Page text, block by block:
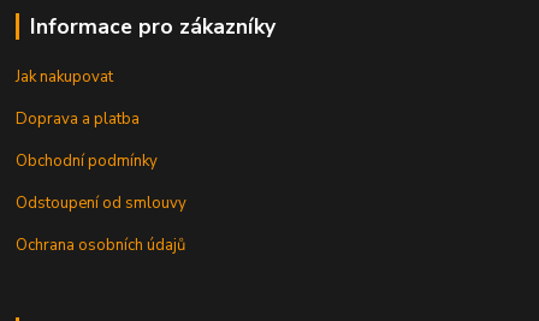
Informace pro zákazníky
Jak nakupovat
Doprava a platba
Obchodní podmínky
Odstoupení od smlouvy
Ochrana osobních údajů